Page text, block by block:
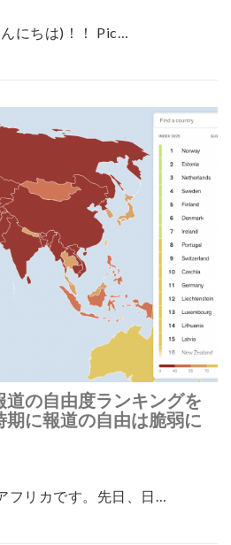
にちは)！！ Pic…
道の自由度ランキングを
に報道の自由は脆弱に
リカです。先日、日…